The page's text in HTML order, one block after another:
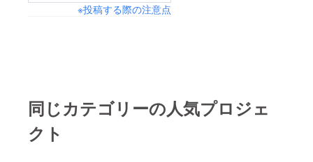
※投稿する際の注意点
同じカテゴリーの人気プロジェ
クト